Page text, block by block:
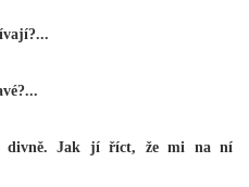
divně. Jak jí říct, že mi na ní